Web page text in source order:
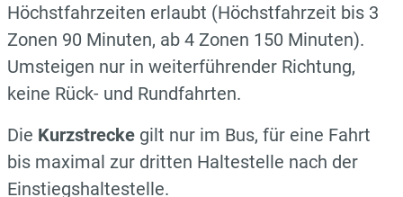
Höchstfahrzeiten erlaubt (Höchstfahrzeit bis 3
Zonen 90 Minuten, ab 4 Zonen 150 Minuten).
Umsteigen nur in weiterführender Richtung,
keine Rück- und Rundfahrten.
Die Kurzstrecke gilt nur im Bus, für eine Fahrt
bis maximal zur dritten Haltestelle nach der
Einstiegshaltestelle.